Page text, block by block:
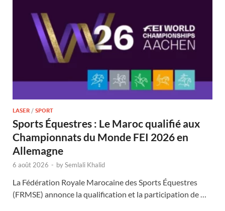
LASER / SPORT
Sports Équestres : Le Maroc qualifié aux
Championnats du Monde FEI 2026 en
Allemagne
6 août 2026 - bySemlali Khalid
La Fédération Royale Marocaine des Sports Équestres
(FRMSE) annonce la qualification et la participation de …